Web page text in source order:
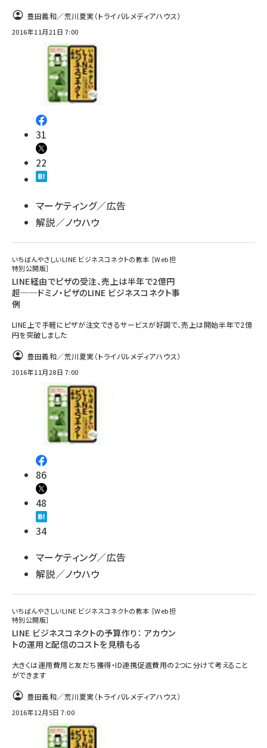
豊田義和／荒川夏実（トライバルメディアハウス）
2016年11月21日 7:00
31
22
マーケティング／広告
解説／ノウハウ
いちばんやさしいLINE ビジネスコネクトの教本 ［Web担
特別公開版］
LINE経由でピザの受注、売上は半年で2億円
超──ドミノ・ピザのLINE ビジネスコネクト事
例
LINE上で手軽にピザが注文できるサービスが好調で、売上は開始半年で2億
円を突破しました
豊田義和／荒川夏実（トライバルメディアハウス）
2016年11月28日 7:00
86
48
34
マーケティング／広告
解説／ノウハウ
いちばんやさしいLINE ビジネスコネクトの教本 ［Web担
特別公開版］
LINE ビジネスコネクトの予算作り： アカウン
トの運用と配信のコストを見積もる
大きくは運用費用と友だち獲得・ID連携促進費用の2つに分けて考えること
ができます
豊田義和／荒川夏実（トライバルメディアハウス）
2016年12月5日 7:00